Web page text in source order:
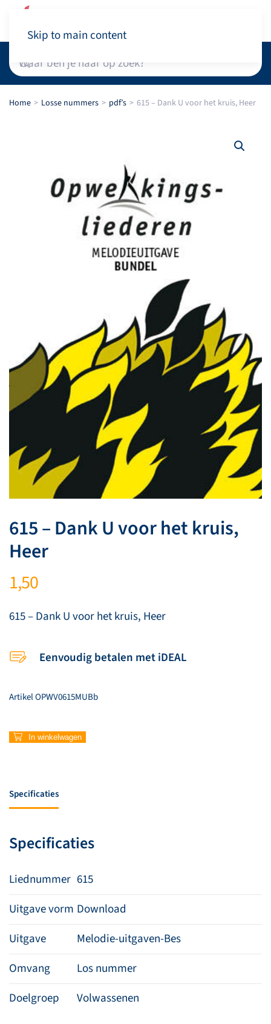
Skip to main content
Home Losse nummers pdf’s 615 – Dank U voor het kruis, Heer
615 – Dank U voor het kruis,
Heer
1,50
615 – Dank U voor het kruis, Heer
Eenvoudig betalen met iDEAL
ArtikelOPWV0615MUBb
615
het
aantal
In winkelwagen
Specificaties
Specificaties
Liednummer 615
Uitgave vorm Download
Uitgave
Melodie-uitgaven-Bes
Omvang
Los nummer
Doelgroep
Volwassenen